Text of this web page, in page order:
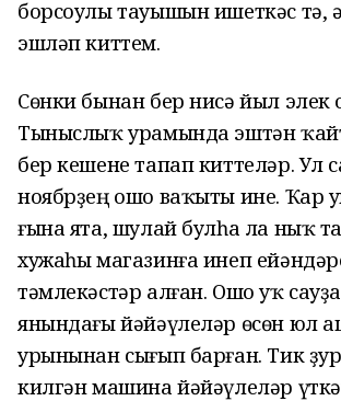
борсоулы тауышын ишеткәс тә,
эшләп киттем.
Сөнки бынан бер нисә йыл элек
Тыныслыҡ урамында эштән
бер кешене тапап киттеләр. Ул
ноябрҙең ошо ваҡыты ине. Ҡар
ғына ята, шулай булһа ла ныҡ
хужаһы магазинға инеп
тәмлекәстәр алған. Ошо уҡ сауҙа
янындағы йәйәүлеләр өсөн юл
урынынан сығып барған. Тик
килгән машина йәйәүлеләр